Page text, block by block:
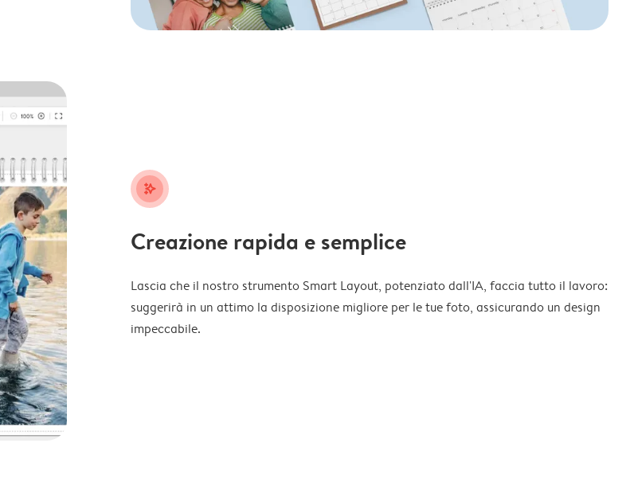
stars_plus
Creazione rapida e semplice
Lascia che il nostro strumento Smart Layout, potenziato dall'IA, faccia tutto il lavoro:
suggerirà in un attimo la disposizione migliore per le tue foto, assicurando un design
impeccabile.